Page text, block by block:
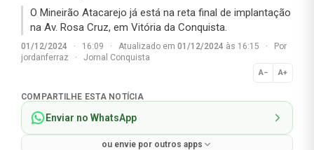
O Mineirão Atacarejo já está na reta final de implantação
na Av. Rosa Cruz, em Vitória da Conquista.
01/12/2024 · 16:09 · Atualizado em 01/12/2024 às 16:15 ·
Por
jordanferraz
· Jornal Conquista
A− A+
Normal
COMPARTILHE ESTA NOTÍCIA
Enviar no WhatsApp
ou envie por outros apps